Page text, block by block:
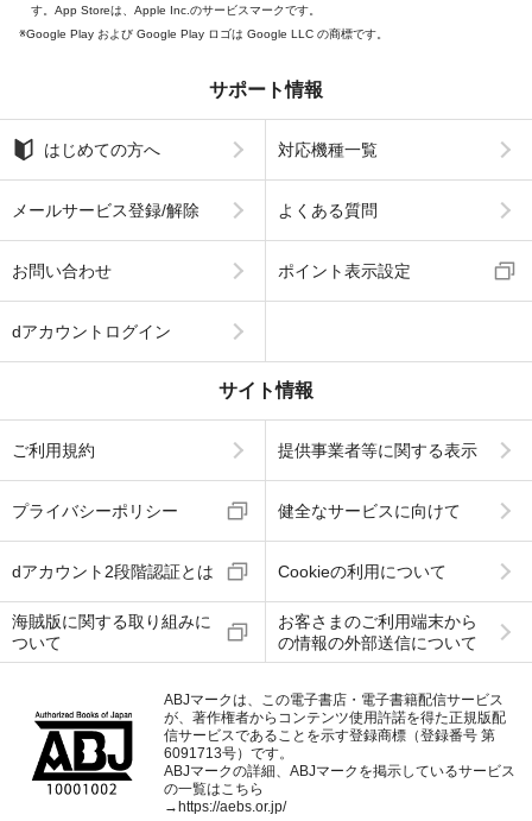
す。App Storeは、Apple Inc.のサービスマークです。
Google Play および Google Play ロゴは Google LLC の商標です。
サポート情報
はじめての方へ 対応機種一覧
メールサービス登録/解除 よくある質問
お問い合わせ ポイント表示設定
dアカウントログイン
サイト情報
ご利用規約 提供事業者等に関する表示
プライバシーポリシー 健全なサービスに向けて
dアカウント2段階認証とは Cookieの利用について
海賊版に関する取り組みに
ついて
お客さまのご利用端末から
の情報の外部送信について
ABJマークは、この電子書店・電子書籍配信サービス
が、著作権者からコンテンツ使用許諾を得た正規版配
信サービスであることを示す登録商標（登録番号 第
6091713号）です。
ABJマークの詳細、ABJマークを掲示しているサービス
の一覧はこちら
→https://aebs.or.jp/